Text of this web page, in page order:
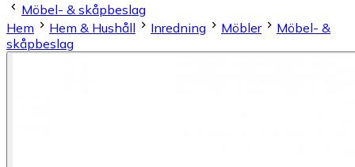
Möbel- & skåpbeslag
Hem
Hem & Hushåll Inredning Möbler
Möbel- &
skåpbeslag